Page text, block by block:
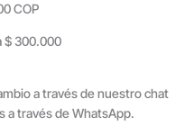
COP
$ 300.000
a través de nuestro chat
a través de WhatsApp.